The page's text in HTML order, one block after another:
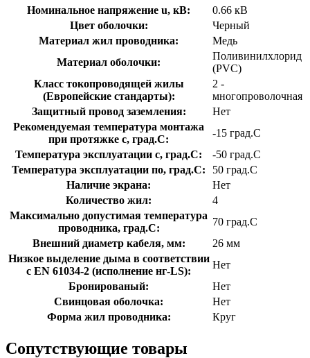
Номинальное напряжение u, кВ:
0.66 кВ
Цвет оболочки:
Черный
Материал жил проводника:
Медь
Материал оболочки:
Поливинилхлорид
(PVC)
Класс токопроводящей жилы
(Европейские стандарты):
2 -
многопроволочная
Защитный провод заземления:
Нет
Рекомендуемая температура монтажа
при протяжке с, град.C:
-15 град.C
Температура эксплуатации с, град.C:
-50 град.C
Температура эксплуатации по, град.C:
50 град.C
Наличие экрана:
Нет
Количество жил:
4
Максимально допустимая температура
проводника, град.C:
70 град.C
Внешний диаметр кабеля, мм:
26 мм
Низкое выделение дыма в соответствии
с EN 61034-2 (исполнение нг-LS):
Нет
Бронированый:
Нет
Свинцовая оболочка:
Нет
Форма жил проводника:
Круг
Сопутствующие товары